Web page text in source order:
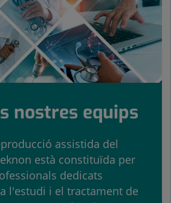
nostres equips
assistida del
està constituïda per
dedicats
l'estudi i el tractament de